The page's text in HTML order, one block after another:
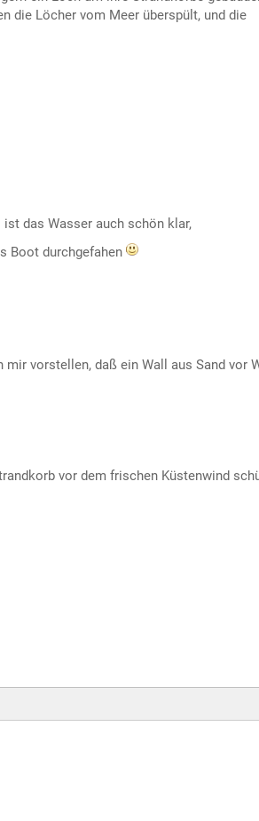
die Löcher vom Meer überspült, und die
ist das Wasser auch schön klar,
Boot durchgefahen
vorstellen, daß ein Wall aus Sand vor
vor dem frischen Küstenwind